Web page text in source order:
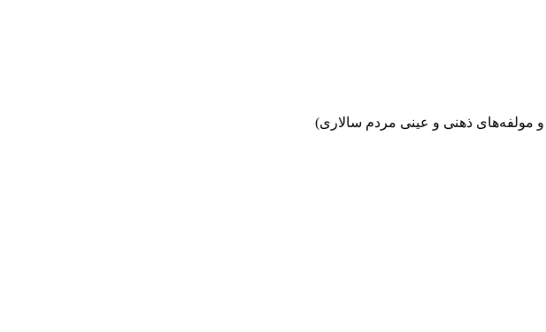
مولفه‌های ذهنی و عینی مردم سالاری)